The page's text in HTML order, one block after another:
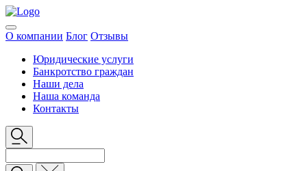
О компании Блог Отзывы
Юридические услуги
Банкротство граждан
Наши дела
Наша команда
Контакты